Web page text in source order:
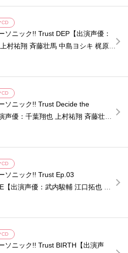
CD
ソニック!! Trust DEP【出演声優：
村祐翔 斉藤壮馬 中島ヨシキ 梶原岳
武内駿輔 江口拓也 広瀬裕也 梅原
CD
ソニック!! Trust Decide the
声優：千葉翔也 上村祐翔 斉藤壮馬
梶原岳人 木村良平 武内駿輔 江口拓
CD
ソニック!! Trust Ep.03
【出演声優：武内駿輔 江口拓也 浪
丸 吉永拓斗 柚木涼香】
CD
ソニック!! Trust BIRTH【出演声